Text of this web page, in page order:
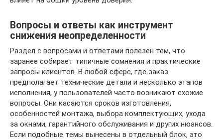
Вопросы и ответы как инструмент
снижения неопределенности
Раздел с вопросами и ответами полезен тем, что
заранее собирает типичные сомнения и практические
запросы клиентов. В любой сфере, где заказ
предполагает технические детали и несколько этапов
исполнения, у пользователей часто возникают схожие
вопросы. Они касаются сроков изготовления,
особенностей монтажа, выбора комплектующих, ухода
за окнами, гарантийного обслуживания и других нюансов.
Если подобные темы вынесены в отдельный блок, это